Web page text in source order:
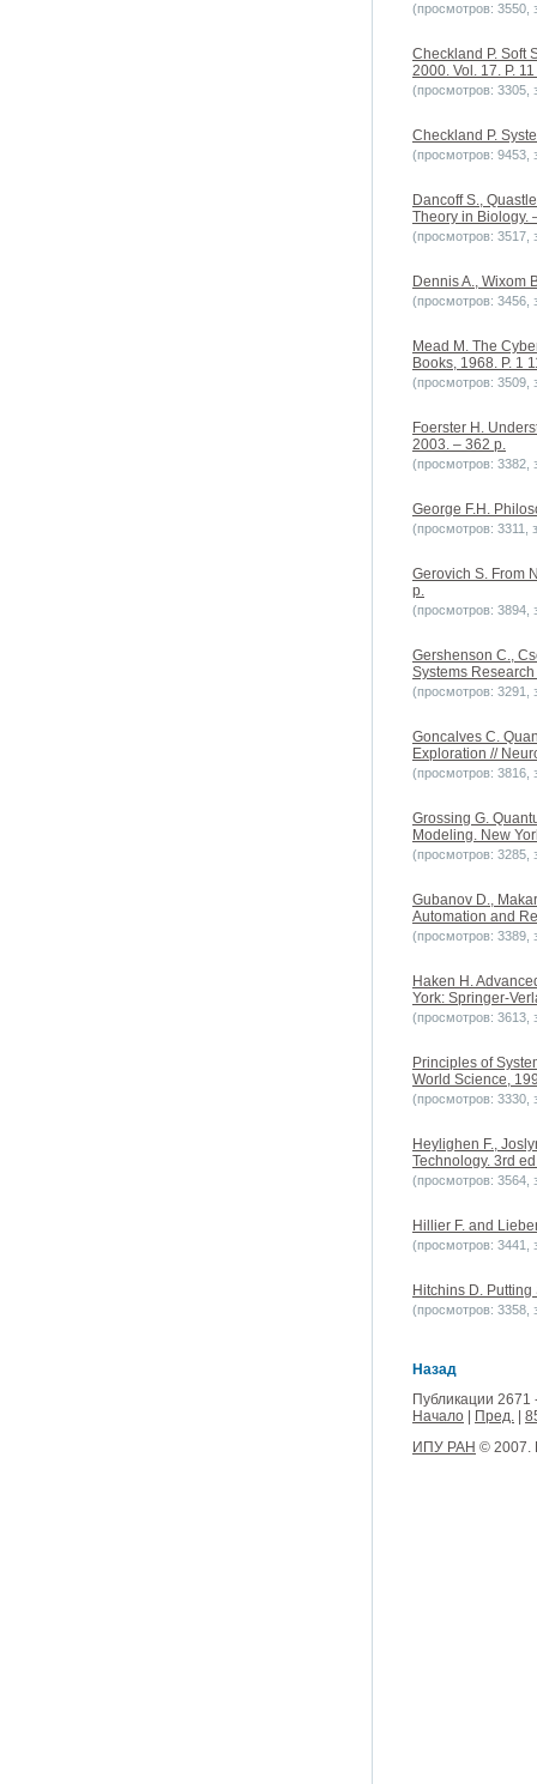
(просмотров: 3550,
Checkland P. Soft
2000. Vol. 17. P.
(просмотров: 3305,
Checkland P.
(просмотров: 9453,
Dancoff S.,
Theory in Biology.
(просмотров: 3517,
Dennis A., Wixom
(просмотров: 3456,
Mead M. The
Books, 1968. P. 1
(просмотров: 3509,
Foerster H.
2003. – 362 p.
(просмотров: 3382,
George F.H.
(просмотров: 3311,
Gerovich S. From
p.
(просмотров: 3894,
Gershenson C.,
Systems
(просмотров: 3291,
Goncalves C.
Exploration //
(просмотров: 3816,
Grossing G.
Modeling. New
(просмотров: 3285,
Gubanov D.,
Automation and
(просмотров: 3389,
Haken H.
York: Springer-
(просмотров: 3613,
Principles of
World Science,
(просмотров: 3330,
Heylighen F.,
Technology. 3rd
(просмотров: 3564,
Hillier F. and
(просмотров: 3441,
Hitchins D.
(просмотров: 3358,
Назад
Публикации 2671
Начало
Пред.
ИПУ РАН © 2007.